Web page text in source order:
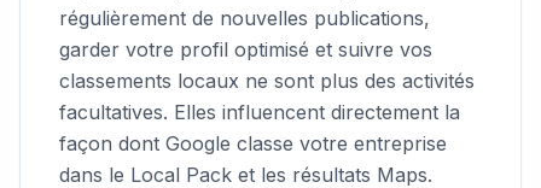
régulièrement de nouvelles publications,
garder votre profil optimisé et suivre vos
classements locaux ne sont plus des activités
facultatives. Elles influencent directement la
façon dont Google classe votre entreprise
dans le Local Pack et les résultats Maps.